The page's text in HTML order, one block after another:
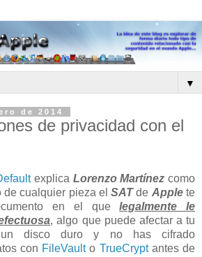
▼
de 2014
de privacidad con el
explica Lorenzo Martínez como
de cualquier pieza elSATde Applete
en el quelegalmente le
, algo que puede afectar a tu
disco duro y no has cifrado
con FileVaulto TrueCryptantes de